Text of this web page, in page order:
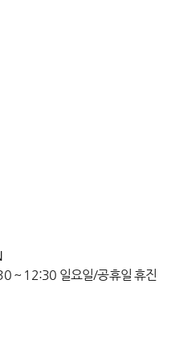
~ 12:30 일요일/공휴일 휴진